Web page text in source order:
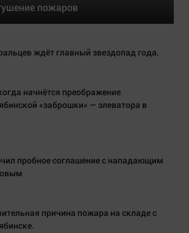
пожаров
ждёт главный звездопад года.
начнётся преображение
«заброшки» — элеватора в
пробное соглашение с нападающим
причина пожара на складе с